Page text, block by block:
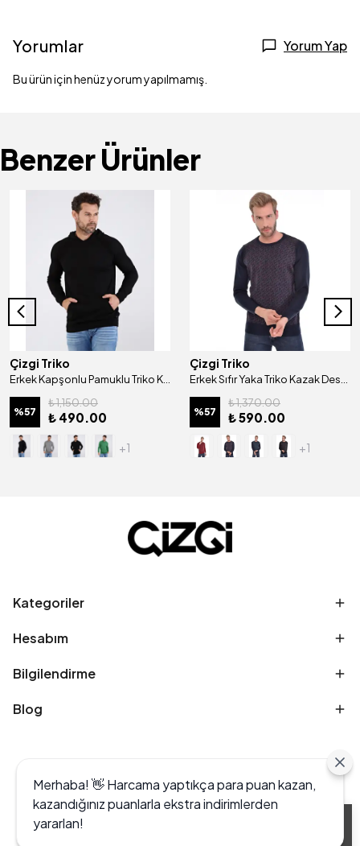
Yorumlar Yorum Yap
Bu ürün için henüz yorum yapılmamış.
Benzer Ürünler
Çizgi Triko
Erkek Kapşonlu Pamuklu Triko Kazak Desenli Kol Ve Bel Lastikli Dokuma Regular Kalıp - 4668V
%57
₺ 1,150.00
₺ 490.00
+1
Çizgi Triko
Erkek Sıfır Yaka Triko Kazak Desenli Kol Ve Bel Lastikli Dokuma Çelik Örgü Klasik Kalıp - 4413C
%57
₺ 1,370.00
₺ 590.00
+1
Kategoriler
Hesabım
Bilgilendirme
Blog
Merhaba! 👋 Harcama yaptıkça para puan kazan,
kazandığınız puanlarla ekstra indirimlerden
yararlan!